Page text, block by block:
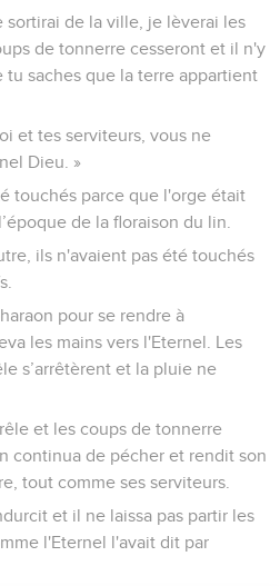
sortirai de la ville, je lèverai les
de tonnerre cesseront et il n'y
tu saches que la terre appartient
et tes serviteurs, vous ne
Dieu. »
touchés parce que l'orge était
de la floraison du lin.
ils n'avaient pas été touchés
pour se rendre à
les mains vers l'Eternel. Les
s’arrêtèrent et la pluie ne
et les coups de tonnerre
continua de pécher et rendit son
tout comme ses serviteurs.
et il ne laissa pas partir les
l'Eternel l'avait dit par